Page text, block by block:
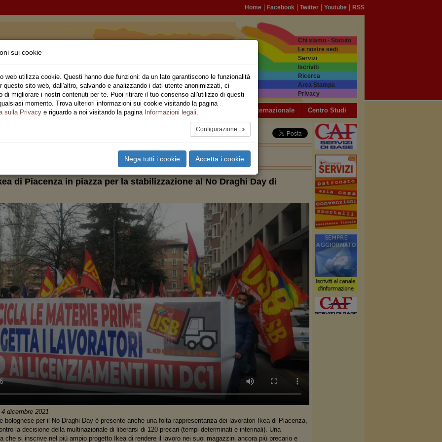
Home Facebook Twitter Youtube RSS
Regionale
Chi siamo - Statuto
Le nostre sedi
Servizi
Iscriviti
Ricerca
Area Stampa
Privacy
Privato Territori Sociale Speciali Multimedia Internazionale Centro Studi
di Piacenza in piazza per la stabilizzazione al No Draghi Day di
dicembre 2021
bolognese per il No Draghi Day è presente anche una folta rappresentanza dei lavoratori Ikea di Piacenza,
la decisione della multinazionale di liberarsi di 120 precari (tempi determinati e interinali). Una
che si inscrive nel più ampio progetto Ikea di rendere il lavoro nei suoi magazzini ancora più precario e
sui cookie
web utilizza cookie. Questi hanno due funzioni: da un lato garantiscono le funzionalità
questo sito web, dall'altro, salvando e analizzando i dati utente anonimizzati, ci
di migliorare i nostri contenuti per te. Puoi ritirare il tuo consenso all'utilizzo di questi
momento. Trova ulteriori informazioni sui cookie visitando la pagina
sulla Privacy e riguardo a noi visitando la pagina Informazioni legali.
Configurazione
Nega tutti i cookie Accetta i cookie